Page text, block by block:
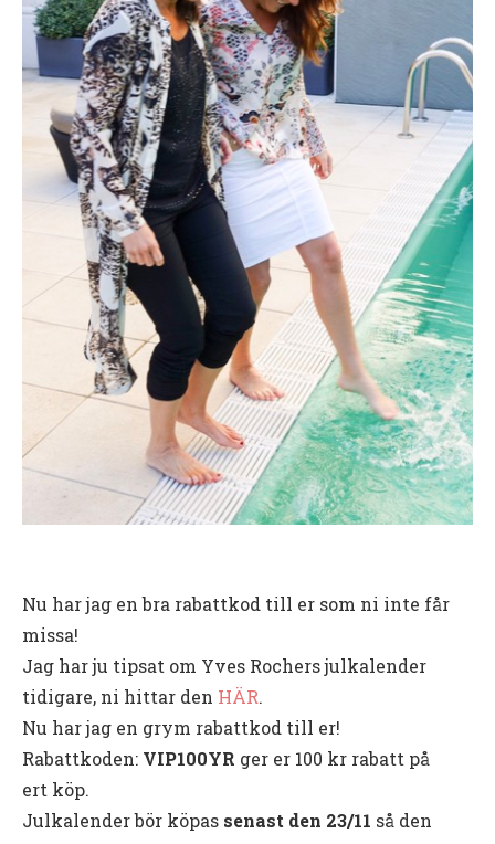
Nu har jag en bra rabattkod till er som ni inte får
missa!
Jag har ju tipsat om Yves Rochers julkalender
tidigare, ni hittar den HÄR.
Nu har jag en grym rabattkod till er!
Rabattkoden: VIP100YR ger er 100 kr rabatt på
ert köp.
Julkalender bör köpas senast den 23/11 så den